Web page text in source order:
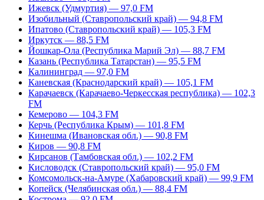
Ижевск (Удмуртия) — 97,0 FM
Изобильный (Ставропольский край) — 94,8 FM
Ипатово (Ставропольский край) — 105,3 FM
Иркутск — 88,5 FM
Йошкар-Ола (Республика Марий Эл) — 88,7 FM
Казань (Республика Татарстан) — 95,5 FM
Калининград — 97,0 FM
Каневская (Краснодарский край) — 105,1 FM
Карачаевск (Карачаево-Черкесская республика) — 102,3
FM
Кемерово — 104,3 FM
Керчь (Республика Крым) — 101,8 FM
Кинешма (Ивановская обл.) — 90,8 FM
Киров — 90,8 FM
Кирсанов (Тамбовская обл.) — 102,2 FM
Кисловодск (Ставропольский край) — 95,0 FM
Комсомольск-на-Амуре (Хабаровский край) — 99,9 FM
Копейск (Челябинская обл.) — 88,4 FM